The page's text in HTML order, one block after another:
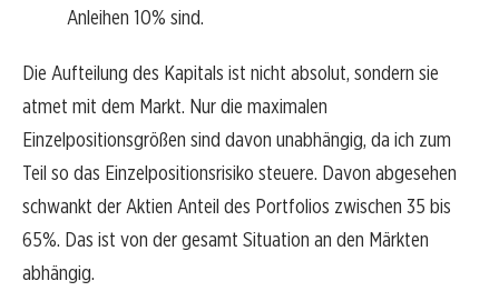
Anleihen 10% sind.
Die Aufteilung des Kapitals ist nicht absolut, sondern sie
atmet mit dem Markt. Nur die maximalen
Einzelpositionsgrößen sind davon unabhängig, da ich zum
Teil so das Einzelpositionsrisiko steuere. Davon abgesehen
schwankt der Aktien Anteil des Portfolios zwischen 35 bis
65%. Das ist von der gesamt Situation an den Märkten
abhängig.